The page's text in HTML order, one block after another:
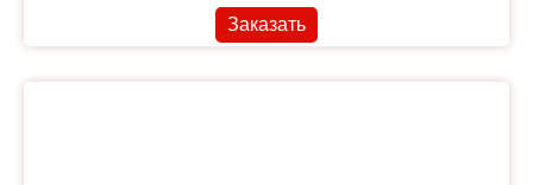
Заказать